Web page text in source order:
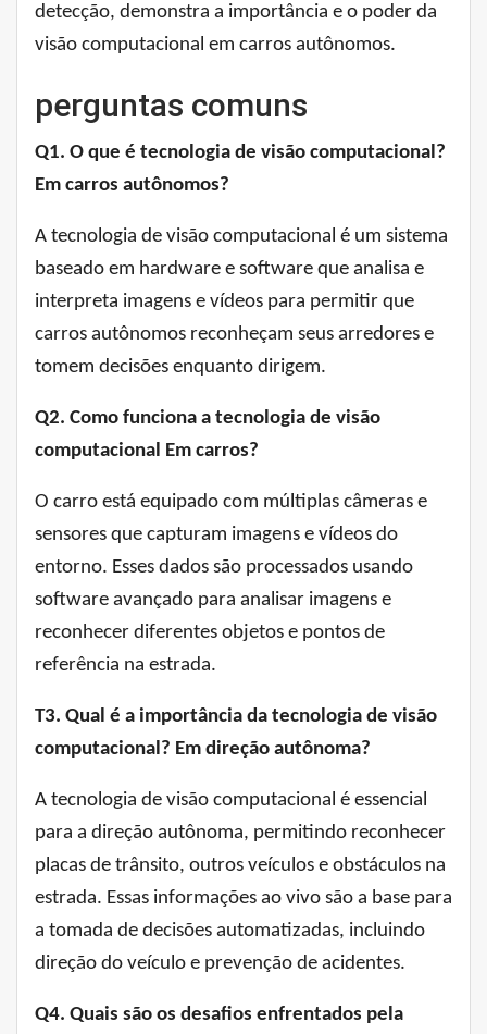
detecção, demonstra a importância e o poder da
visão computacional em carros autônomos.
perguntas comuns
Q1. O que é tecnologia de visão computacional?
Em carros autônomos?
A tecnologia de visão computacional é um sistema
baseado em hardware e software que analisa e
interpreta imagens e vídeos para permitir que
carros autônomos reconheçam seus arredores e
tomem decisões enquanto dirigem.
Q2. Como funciona a tecnologia de visão
computacional
Em carros?
O carro está equipado com múltiplas câmeras e
sensores que capturam imagens e vídeos do
entorno. Esses dados são processados ​​usando
software avançado para analisar imagens e
reconhecer diferentes objetos e pontos de
referência na estrada.
T3. Qual é a importância da tecnologia de visão
computacional? Em direção autônoma?
A tecnologia de visão computacional é essencial
para a direção autônoma, permitindo reconhecer
placas de trânsito, outros veículos e obstáculos na
estrada. Essas informações ao vivo são a base para
a tomada de decisões automatizadas, incluindo
direção do veículo e prevenção de acidentes.
Q4. Quais são os desafios enfrentados pela